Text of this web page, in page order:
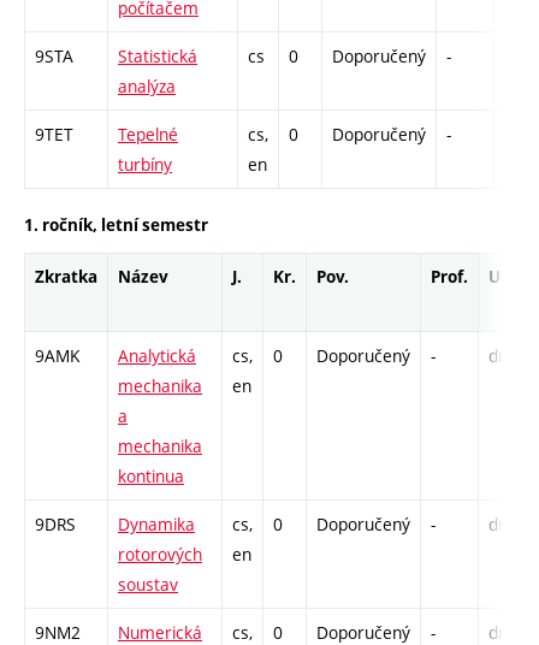
počítačem
9STA
Statistická
analýza
cs 0 Doporučený -
9TET
Tepelné
turbíny
cs,
en
0 Doporučený -
1. ročník, letní semestr
Zkratka Název J. Kr. Pov. Prof. Uk.
9AMK
Analytická
mechanika
a
mechanika
kontinua
cs,
en
0 Doporučený - drzk
9DRS
Dynamika
rotorových
soustav
cs,
en
0 Doporučený - drzk
9NM2
Numerická
cs,
0 Doporučený - drzk